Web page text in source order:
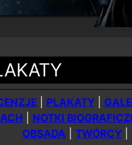
| PLAKATY|
NOTKI
OBSADA
TWÓRCY